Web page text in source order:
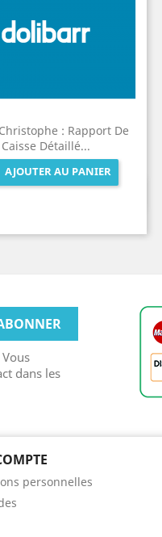
: Rapport De
Caisse Détaillé...
AJOUTER AU PANIER
dans les
personnelles